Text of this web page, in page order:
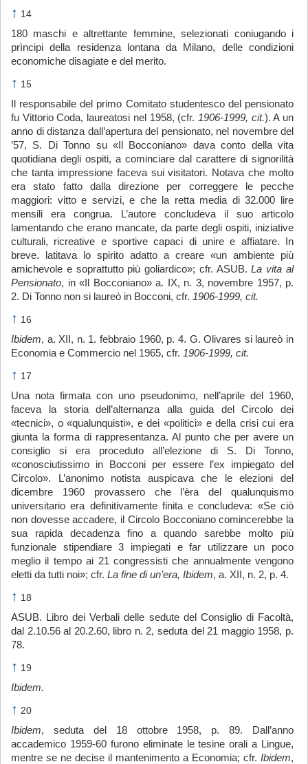
↑ 14
180 maschi e altrettante femmine, selezionati coniugando i
prìncipi della residenza lontana da Milano, delle condizioni
economiche disagiate e del merito.
↑ 15
Il responsabile del primo Comitato studentesco del pensionato
fu Vittorio Coda, laureatosi nel 1958, (cfr. 1906-1999, cit.). A un
anno di distanza dall’apertura del pensionato, nel novembre del
’57, S. Di Tonno su «Il Bocconiano» dava conto della vita
quotidiana degli ospiti, a cominciare dal carattere di signorilità
che tanta impressione faceva sui visitatori. Notava che molto
era stato fatto dalla direzione per correggere le pecche
maggiori: vitto e servizi, e che la retta media di 32.000 lire
mensili era congrua. L’autore concludeva il suo articolo
lamentando che erano mancate, da parte degli ospiti, iniziative
culturali, ricreative e sportive capaci di unire e affiatare. In
breve. latitava lo spirito adatto a creare «un ambiente più
amichevole e soprattutto più goliardico»; cfr. ASUB.La vita al
Pensionato, in «Il Bocconiano» a. IX, n. 3, novembre 1957, p.
2. Di Tonno non si laureò in Bocconi, cfr. 1906-1999, cit.
↑ 16
Ibidem, a. XII, n. 1. febbraio 1960, p. 4. G. Olivares si laureò in
Economia e Commercio nel 1965, cfr. 1906-1999, cit.
↑ 17
Una nota firmata con uno pseudonimo, nell’aprile del 1960,
faceva la storia dell’alternanza alla guida del Circolo dei
«tecnici», o «qualunquisti», e dei «politici» e della crisi cui era
giunta la forma di rappresentanza. Al punto che per avere un
consiglio si era proceduto all’elezione di S. Di Tonno,
«conosciutissimo in Bocconi per essere l’ex impiegato del
Circolo». L’anonimo notista auspicava che le elezioni del
dicembre 1960 provassero che l’èra del qualunquismo
universitario era definitivamente finita e concludeva: «Se ciò
non dovesse accadere, il Circolo Bocconiano comincerebbe la
sua rapida decadenza fino a quando sarebbe molto più
funzionale stipendiare 3 impiegati e far utilizzare un poco
meglio il tempo ai 21 congressisti che annualmente vengono
eletti da tutti noi»; cfr. La fine di un’era, Ibidem, a. XII, n. 2, p. 4.
↑ 18
ASUB. Libro dei Verbali delle sedute del Consiglio di Facoltà,
dal 2.10.56 al 20.2.60, libro n. 2, seduta del 21 maggio 1958, p.
78.
↑ 19
Ibidem.
↑ 20
Ibidem, seduta del 18 ottobre 1958, p. 89. Dall’anno
accademico 1959-60 furono eliminate le tesine orali a Lingue,
mentre se ne decise il mantenimento a Economia; cfr. Ibidem,